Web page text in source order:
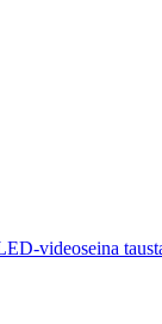
videoseina